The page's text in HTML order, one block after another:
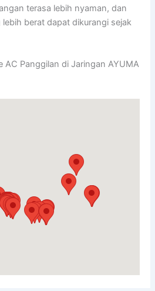
terasa lebih nyaman, dan
berat dapat dikurangi sejak
AC Panggilan di Jaringan AYUMA